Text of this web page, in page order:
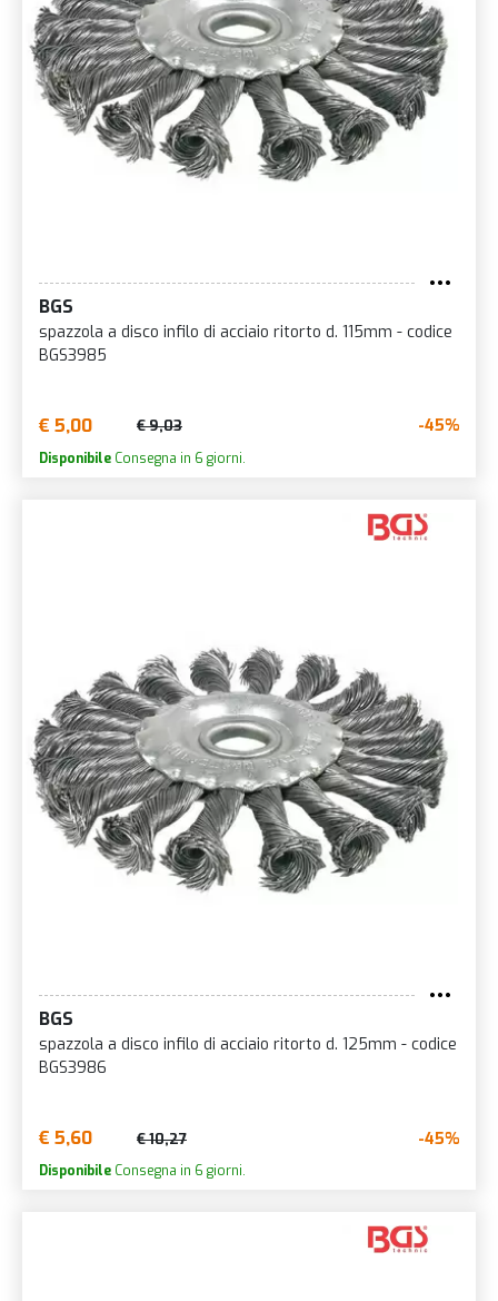
BGS
spazzola a disco infilo di acciaio ritorto d. 115mm - codice
BGS3985
€ 5,00 € 9,03 -45%
Disponibile Consegna in 6 giorni.
BGS
spazzola a disco infilo di acciaio ritorto d. 125mm - codice
BGS3986
€ 5,60 € 10,27 -45%
Disponibile Consegna in 6 giorni.